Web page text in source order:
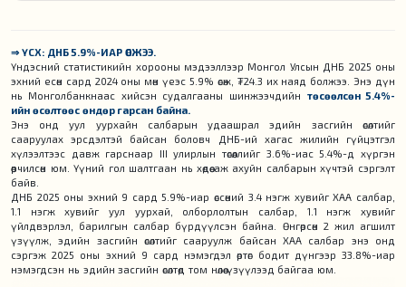
⇒ ҮСХ: ДНБ 5.9%-ИАР ӨСЖЭЭ.
Үндэсний статистикийн хорооны мэдээллээр Монгол Улсын ДНБ 2025 оны
эхний есөн сард 2024 оны мөн үеэс 5.9% өсөж, ₮24.3 их наяд болжээ. Энэ дүн
нь Монголбанкнаас хийсэн судалгааны шинжээчдийн төсөөлсөн 5.4%-
ийн өсөлтөөс өндөр гарсан байна.
Энэ онд уул уурхайн салбарын удаашрал эдийн засгийн өсөлтийг
сааруулах эрсдэлтэй байсан боловч ДНБ-ий хагас жилийн гүйцэтгэл
хүлээлтээс давж гарснаар III улирлын төсөөллийг 3.6%-иас 5.4%-д хүргэн
өөрчилсөн юм. Үүний гол шалтгаан нь хөдөө аж ахуйн салбарын хүчтэй сэргэлт
байв.
ДНБ 2025 оны эхний 9 сард 5.9%-иар өссөний 3.4 нэгж хувийг ХАА салбар,
1.1 нэгж хувийг уул уурхай, олборлолтын салбар, 1.1 нэгж хувийг
үйлдвэрлэл, барилгын салбар бүрдүүлсэн байна. Өнгөрсөн 2 жил агшилт
үзүүлж, эдийн засгийн өсөлтийг сааруулж байсан ХАА салбар энэ онд
сэргэж 2025 оны эхний 9 сард нэмэгдэл өртөг бодит дүнгээр 33.8%-иар
нэмэгдсэн нь эдийн засгийн өсөлтөд том нөлөө үзүүлээд байгаа юм.